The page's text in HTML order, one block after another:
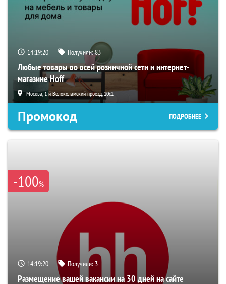
14:19:18 Получили:83
Любые товары во всей розничной сети и интернет-
магазине Hoff
Москва, 1-й Волоколамский проезд, 10с1
Промокод ПОДРОБНЕЕ
-100%
14:19:18 Получили: 3
Размещение вашей вакансии на 30 дней на сайте